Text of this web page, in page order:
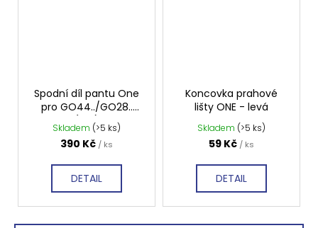
Spodní díl pantu One
pro GO44../GO28..
(set)
Skladem (>5 ks)
390 Kč / ks
DETAIL
Koncovka prahové
lišty ONE - levá
Skladem (>5 ks)
59 Kč / ks
DETAIL